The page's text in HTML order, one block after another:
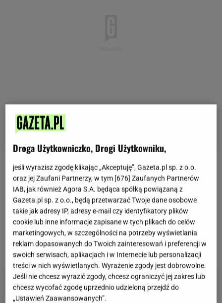
Lucy prowadzi aktywny tryb życia, a treningi stały się
nie tylko pasją, lecz także elementem pracy. Gornall
spełnia się w roli redaktorki działu fitness i próbuje
coraz to nowszych i ciekawszych ćwiczeń.
Niedawno zakończyła miesięczny test zkettlebell
Jakie wyniki osiągnęła?
Droga Użytkowniczko, Drogi Użytkowniku,
jeśli wyrazisz zgodę klikając „Akceptuję”, Gazeta.pl sp. z o.o.
oraz jej Zaufani Partnerzy, w tym [676] Zaufanych Partnerów
IAB, jak również Agora S.A. będąca spółką powiązaną z
Gazeta.pl sp. z o.o., będą przetwarzać Twoje dane osobowe
takie jak adresy IP, adresy e-mail czy identyfikatory plików
cookie lub inne informacje zapisane w tych plikach do celów
marketingowych, w szczególności na potrzeby wyświetlania
reklam dopasowanych do Twoich zainteresowań i preferencji w
swoich serwisach, aplikacjach i w Internecie lub personalizacji
treści w nich wyświetlanych. Wyrażenie zgody jest dobrowolne.
Jeśli nie chcesz wyrazić zgody, chcesz ograniczyć jej zakres lub
chcesz wycofać zgodę uprzednio udzieloną przejdź do
„Ustawień Zaawansowanych”.